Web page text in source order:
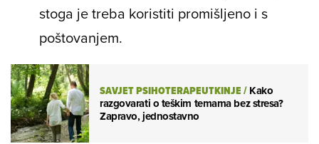
stoga je treba koristiti promišljeno i s
poštovanjem.
SAVJET PSIHOTERAPEUTKINJE/Kako
razgovarati o teškim temama bez stresa?
Zapravo, jednostavno